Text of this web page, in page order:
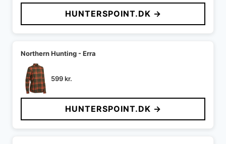
HUNTERSPOINT.DK →
Northern Hunting - Erra
599kr.
HUNTERSPOINT.DK →